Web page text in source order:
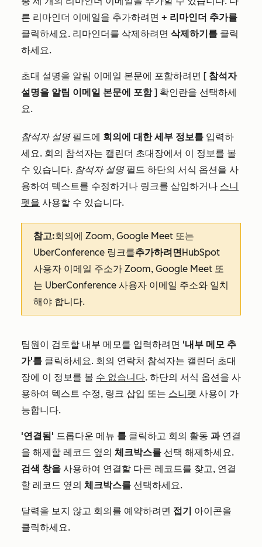
른 리마인더 이메일을 추가하려면 + 리마인더 추가를
클릭하세요. 리마인더를 삭제하려면 삭제하기를 클릭
하세요.
초대 설명을 알림 이메일 본문에 포함하려면 [ 참석자
설명을 알림 이메일 본문에 포함] 확인란을 선택하세
요.
참석자 설명필드에 회의에 대한 세부 정보를 입력하
세요. 회의 참석자는 캘린더 초대장에서 이 정보를 볼
수 있습니다. 참석자 설명필드 하단의 서식 옵션을 사
용하여 텍스트를 수정하거나 링크를 삽입하거나 스니
펫을 사용할 수 있습니다.
참고:회의에 Zoom, Google Meet 또는
UberConference 링크를추가하려면HubSpot
사용자 이메일 주소가 Zoom, Google Meet 또
는 UberConference 사용자 이메일 주소와 일치
해야 합니다.
팀원이 검토할 내부 메모를 입력하려면 '내부 메모 추
가'를 클릭하세요. 회의 연락처 참석자는 캘린더 초대
장에 이 정보를 볼 수 없습니다. 하단의 서식 옵션을 사
용하여 텍스트 수정, 링크 삽입 또는 스니펫 사용이 가
능합니다.
'연결됨' 드롭다운 메뉴 를 클릭하고 회의 활동 과연결
을 해제할 레코드 옆의 체크박스를 선택 해제하세요.
검색 창을 사용하여 연결할 다른 레코드를 찾고, 연결
할 레코드 옆의 체크박스를 선택하세요.
달력을 보지 않고 회의를 예약하려면 접기 아이콘을
클릭하세요.